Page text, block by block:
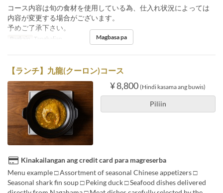
コース内容は旬の食材を使用している為、仕入れ状況によっては
内容が変更する場合がございます。
予めご了承下さい。
Pagkain Tanghalian Magbasa pa
【ランチ】九龍(クーロン)コース
¥ 8,800 (Hindi kasama ang buwis)
Piliin
Kinakailangan ang credit card para magreserba
Menu example □ Assortment of seasonal Chinese appetizers □
Seasonal shark fin soup □ Peking duck □ Seafood dishes delivered